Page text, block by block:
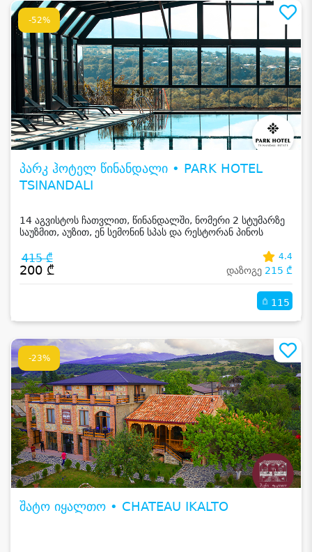
-52%
პარკ ჰოტელ წინანდალი • PARK HOTEL
TSINANDALI
14 აგვისტოს ჩათვლით, წინანდალში, ნომერი 2 სტუმარზე
საუზმით, აუზით, ენ სემონინ სპას და რესტორან პინოს
415 ₾
200 ₾
4.4
დაზოგე 215 ₾
115
-23%
შატო იყალთო • CHATEAU IKALTO